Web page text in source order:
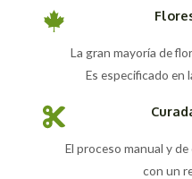
La gran mayoría de
Es especificado en
El proceso manual y
con un